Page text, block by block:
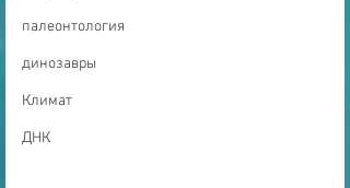
палеонтология
динозавры
Климат
ДНК